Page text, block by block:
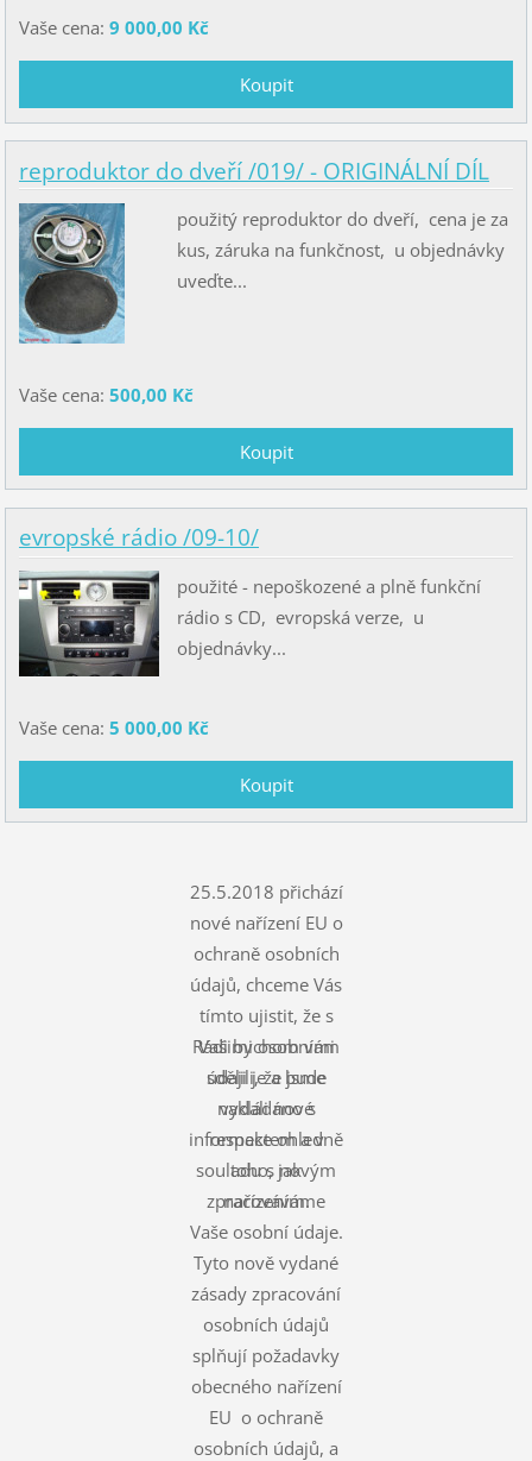
Vaše cena: 9 000,00 Kč
reproduktor do dveří /019/ - ORIGINÁLNÍ DÍL
použitý reproduktor do dveří, cena je za
kus, záruka na funkčnost, u objednávky
uveďte...
Vaše cena: 500,00 Kč
evropské rádio /09-10/
použité - nepoškozené a plně funkční
rádio s CD, evropská verze, u
objednávky...
Vaše cena: 5 000,00 Kč
25.5.2018 přichází
nové nařízení EU o
ochraně osobních
údajů, chceme Vás
tímto ujistit, že s
Vašimi osobními
údaji je a bude
nakládáno s
respektem a v
souladu s novým
nařízením.
Rádi bychom vám
sdělili, že jsme
vydali nové
informace ohledně
toho, jak
zpracováváme
Vaše osobní údaje.
Tyto nově vydané
zásady zpracování
osobních údajů
splňují požadavky
obecného nařízení
EU o ochraně
osobních údajů, a